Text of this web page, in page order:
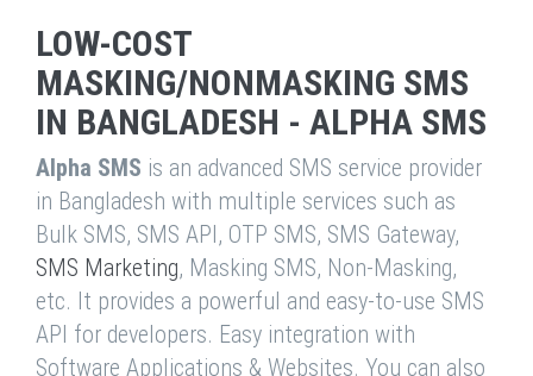
LOW-COST
MASKING/NONMASKING SMS
IN BANGLADESH - ALPHA SMS
Alpha SMS is an advanced SMS service provider
in Bangladesh with multiple services such as
Bulk SMS, SMS API, OTP SMS, SMS Gateway,
SMS Marketing, Masking SMS, Non-Masking,
etc. It provides a powerful and easy-to-use SMS
API for developers. Easy integration with
Software Applications & Websites. You can also